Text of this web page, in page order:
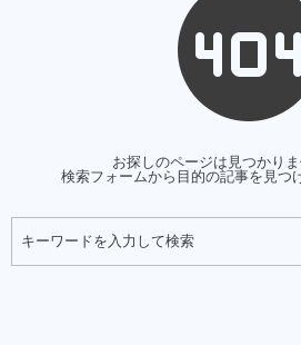
お探しのページは見つかりま
検索フォームから目的の記事を見つ